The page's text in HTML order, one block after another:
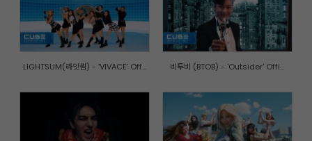
LIGHTSUM(라잇썸) - 'VIVACE' Off... 비투비 (BTOB) - 'Outsider' Offi...